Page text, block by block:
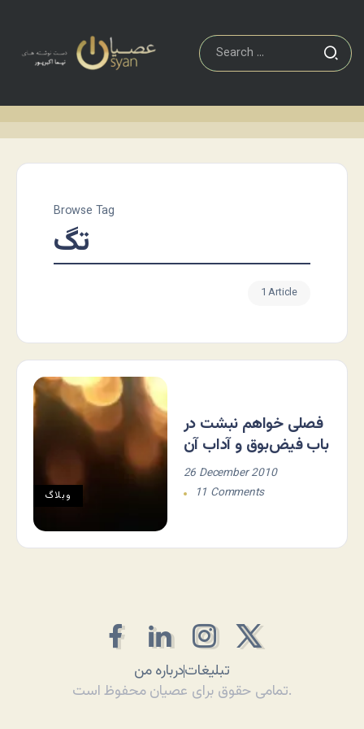
Browse Tag
تگ
1 Article
وبلاگ
فصلی خواهم نبشت در
باب فیض‌بوق و آداب آن
26 December 2010
11 Comments
درباره منتبلیغات
تمامی حقوق برای عصیان محفوظ است.